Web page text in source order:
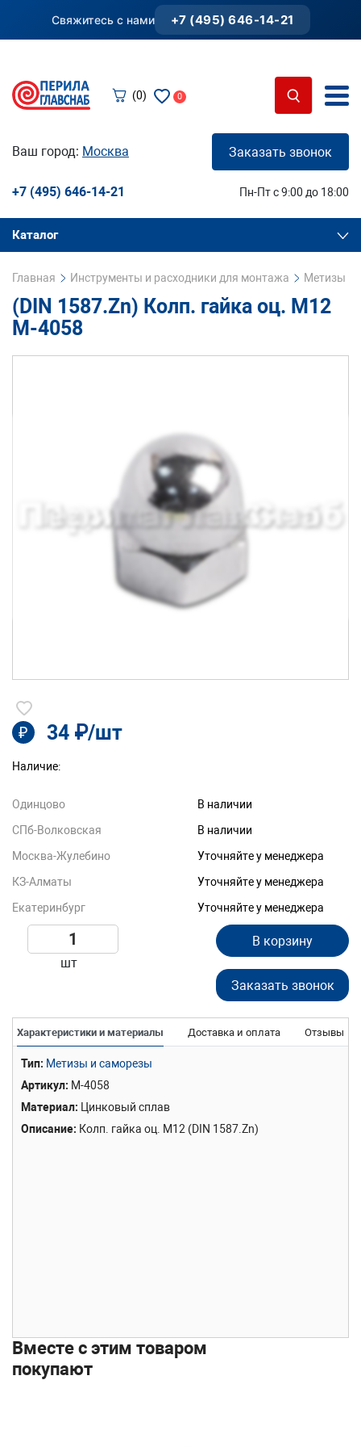
Свяжитесь с нами +7 (495) 646-14-21
(0) 0
Ваш город: Москва Заказать звонок
+7 (495) 646-14-21 Пн-Пт с 9:00 до 18:00
Каталог
Главная Инструменты и расходники для монтажа Метизы и
(DIN 1587.Zn) Колп. гайка оц. М12
М-4058
₽ 34 ₽/шт
Наличие:
Одинцово
В наличии
СПб-Волковская
В наличии
Москва-Жулебино
Уточняйте у менеджера
КЗ-Алматы
Уточняйте у менеджера
Екатеринбург
Уточняйте у менеджера
шт
В корзину
Заказать звонок
Характеристики и материалы Доставка и оплата Отзывы
Тип Метизы и саморезы
Артикул М-4058
Материал
Цинковый сплав
Описание Колп. гайка оц. М12 (DIN 1587.Zn)
Вместе с этим товаром
покупают